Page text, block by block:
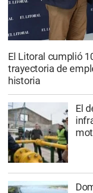
El Litoral cumplió
trayectoria de
historia
El